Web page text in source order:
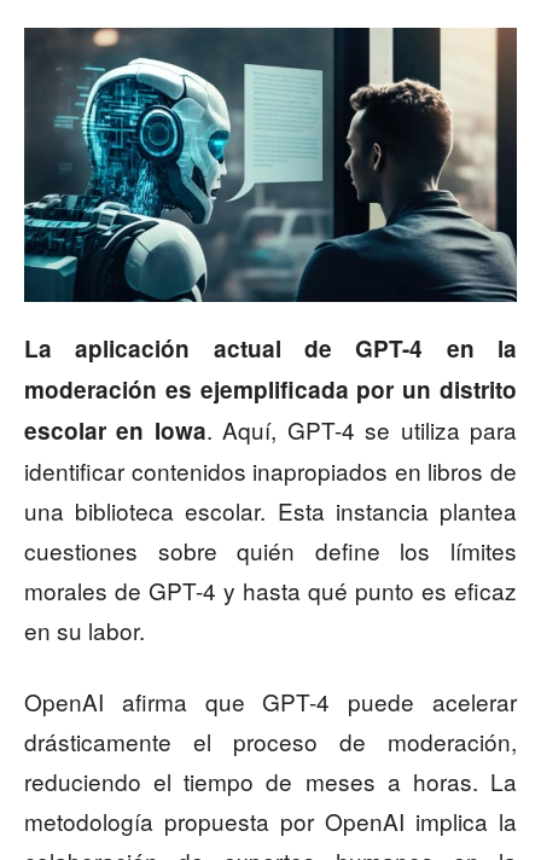
La aplicación actual de GPT-4 en la
moderación es ejemplificada por un distrito
escolar en Iowa. Aquí, GPT-4 se utiliza para
identificar contenidos inapropiados en libros de
una biblioteca escolar. Esta instancia plantea
cuestiones sobre quién define los límites
morales de GPT-4 y hasta qué punto es eficaz
en su labor.
OpenAI afirma que GPT-4 puede acelerar
drásticamente el proceso de moderación,
reduciendo el tiempo de meses a horas. La
metodología propuesta por OpenAI implica la